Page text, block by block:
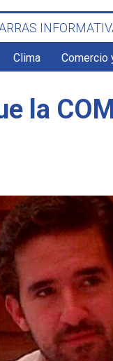
Clima Comercio
la